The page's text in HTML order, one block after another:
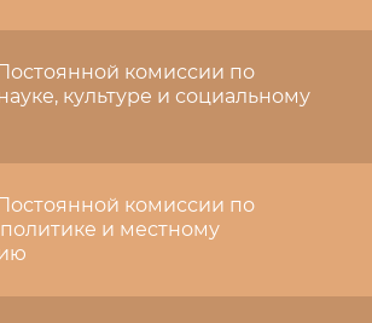
комиссии по
культуре и социальному
комиссии по
и местному